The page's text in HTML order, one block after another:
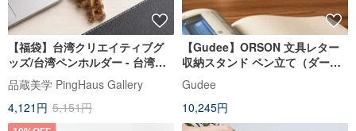
【福袋】台湾クリエイティブグ
ッズ/台湾ペンホルダー - 台湾イ
メージ/外国人ゲストへのお土産/
海外出張ギフト
品蔵美学 PingHaus Gallery
4,121円 5,151円
【Gudee】ORSON 文具レター
収納スタンド ペン立て（ダーク
ブラウン／ナチュラル）
Gudee
10,245円